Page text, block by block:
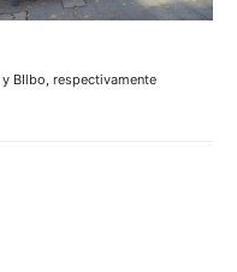
BIlbo, respectivamente